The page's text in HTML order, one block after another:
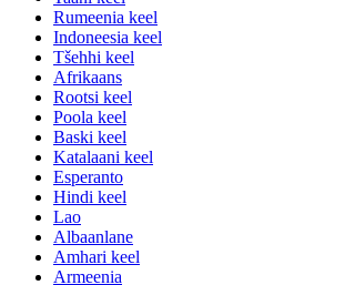
Rumeenia keel
Indoneesia keel
Tšehhi keel
Afrikaans
Rootsi keel
Poola keel
Baski keel
Katalaani keel
Esperanto
Hindi keel
Lao
Albaanlane
Amhari keel
Armeenia